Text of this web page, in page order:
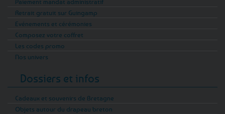
Paiement mandat administratif
Retrait gratuit sur Guingamp
Evénements et cérémonies
Composez votre coffret
Les codes promo
Nos univers
Dossiers et infos
Cadeaux et souvenirs de Bretagne
Objets autour du drapeau breton